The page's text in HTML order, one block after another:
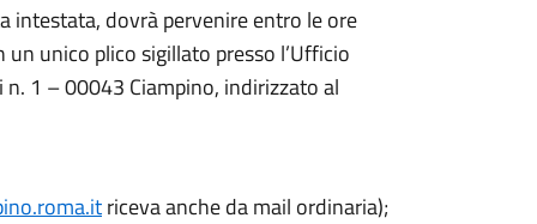
intestata, dovrà pervenire entro le ore
unico plico sigillato presso l’Ufficio
1 – 00043 Ciampino, indirizzato al
riceva anche da mail ordinaria);